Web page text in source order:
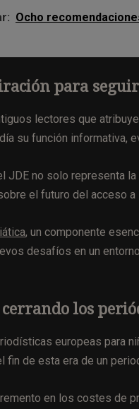
Ocho
para
lectores que
su función informativa,
JDE no solo representa
el futuro del acceso
, un componente
desafíos en un
los
europeas para
fin de esta era de un
en los costes de